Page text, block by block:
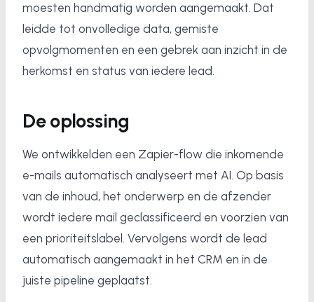
moesten handmatig worden aangemaakt. Dat
leidde tot onvolledige data, gemiste
opvolgmomenten en een gebrek aan inzicht in de
herkomst en status van iedere lead.
De oplossing
We ontwikkelden een Zapier-flow die inkomende
e-mails automatisch analyseert met AI. Op basis
van de inhoud, het onderwerp en de afzender
wordt iedere mail geclassificeerd en voorzien van
een prioriteitslabel. Vervolgens wordt de lead
automatisch aangemaakt in het CRM en in de
juiste pipeline geplaatst.